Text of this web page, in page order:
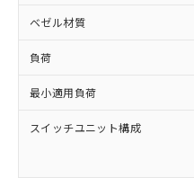
ベゼル材質
負荷
最小適用負荷
スイッチユニット構成